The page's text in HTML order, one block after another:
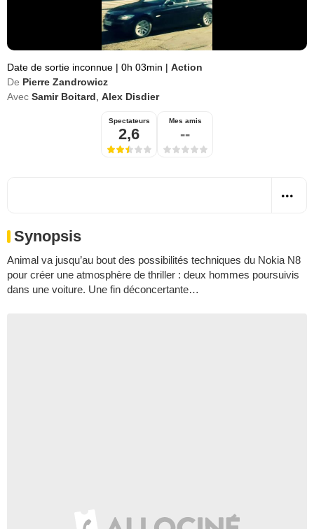
Date de sortie inconnue | 0h 03min | Action
De Pierre Zandrowicz
Avec Samir Boitard Alex Disdier
Spectateurs
2,6
Mes amis
--
Synopsis
Animal va jusqu’au bout des possibilités techniques du Nokia N8
pour créer une atmosphère de thriller : deux hommes poursuivis
dans une voiture. Une fin déconcertante…